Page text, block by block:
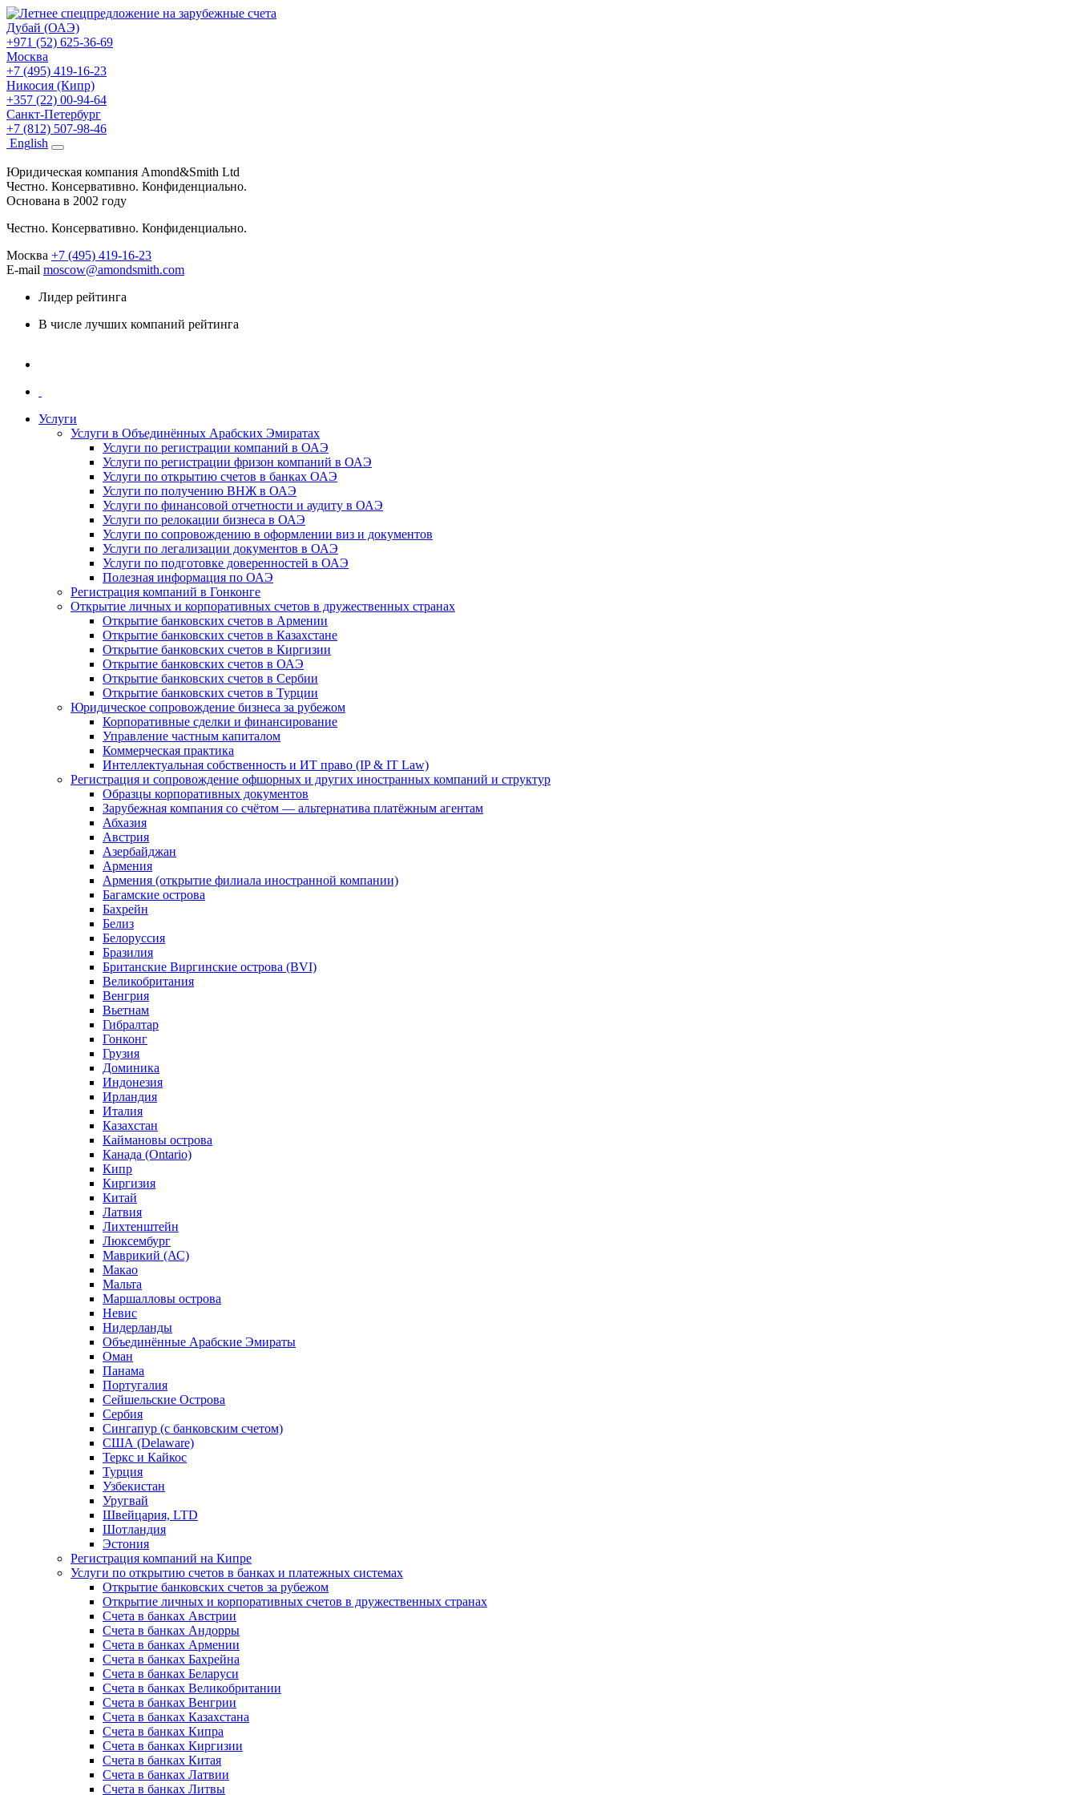
Дубай (ОАЭ)
+971 (52) 625-36-69
Москва
+7 (495) 419-16-23
Никосия (Кипр)
+357 (22) 00-94-64
Санкт-Петербург
+7 (812) 507-98-46
English
Юридическая компания Amond&Smith Ltd
Честно. Консервативно. Конфиденциально.
Основана в 2002 году
Честно. Консервативно. Конфиденциально.
Москва +7 (495) 419-16-23
E-mail moscow@amondsmith.com
Лидер рейтинга
В числе лучших компаний рейтинга
Услуги
Услуги в Объединённых Арабских Эмиратах
Услуги по регистрации компаний в ОАЭ
Услуги по регистрации фризон компаний в ОАЭ
Услуги по открытию счетов в банках ОАЭ
Услуги по получению ВНЖ в ОАЭ
Услуги по финансовой отчетности и аудиту в ОАЭ
Услуги по релокации бизнеса в ОАЭ
Услуги по сопровождению в оформлении виз и документов
Услуги по легализации документов в ОАЭ
Услуги по подготовке доверенностей в ОАЭ
Полезная информация по ОАЭ
Регистрация компаний в Гонконге
Открытие личных и корпоративных счетов в дружественных странах
Открытие банковских счетов в Армении
Открытие банковских счетов в Казахстане
Открытие банковских счетов в Киргизии
Открытие банковских счетов в ОАЭ
Открытие банковских счетов в Сербии
Открытие банковских счетов в Турции
Юридическое сопровождение бизнеса за рубежом
Корпоративные сделки и финансирование
Управление частным капиталом
Коммерческая практика
Интеллектуальная собственность и ИТ право (IP & IT Law)
Регистрация и сопровождение офшорных и других иностранных компаний и структур
Образцы корпоративных документов
Зарубежная компания со счётом — альтернатива платёжным агентам
Абхазия
Австрия
Азербайджан
Армения
Армения (открытие филиала иностранной компании)
Багамские острова
Бахрейн
Белиз
Белоруссия
Бразилия
Британские Виргинские острова (BVI)
Великобритания
Венгрия
Вьетнам
Гибралтар
Гонконг
Грузия
Доминика
Индонезия
Ирландия
Италия
Казахстан
Каймановы острова
Канада (Ontario)
Кипр
Киргизия
Китай
Латвия
Лихтенштейн
Люксембург
Маврикий (АС)
Макао
Мальта
Маршалловы острова
Нeвис
Нидерланды
Объединённые Арабские Эмираты
Оман
Панама
Португалия
Сейшельские Острова
Сербия
Сингапур (c банковским счетом)
США (Delaware)
Теркс и Кайкос
Турция
Узбекистан
Уругвай
Швейцария, LTD
Шотландия
Эстония
Регистрация компаний на Кипре
Услуги по открытию счетов в банках и платежных системах
Открытие банковских счетов за рубежом
Открытие личных и корпоративных счетов в дружественных странах
Счета в банках Австрии
Счета в банках Андорры
Счета в банках Армении
Счета в банках Бахрейна
Счета в банках Беларуси
Счета в банках Великобритании
Счета в банках Венгрии
Счета в банках Казахстана
Счета в банках Кипра
Счета в банках Киргизии
Счета в банках Китая
Счета в банках Латвии
Счета в банках Литвы